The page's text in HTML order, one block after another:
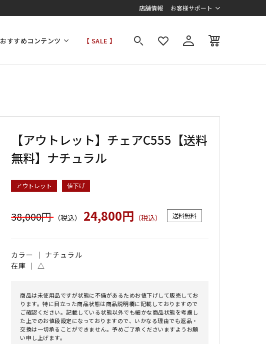
店舗情報 お客様サポート
おすすめコンテンツ 【 SALE 】
【アウトレット】チェアC555【送料
無料】ナチュラル
アウトレット 値下げ
38,000円（税込） 24,800円 （税込） 送料無料
カラー ｜ ナチュラル
在庫 ｜△
商品は未使用品ですが状態に不備があるためお値下げして販売してお
ります。特に目立った商品状態は商品説明欄に記載しておりますので
ご確認ください。記載している状態以外でも細かな商品状態を考慮し
た上でのお値段設定になっておりますので、いかなる理由でも返品・
交換は一切承ることができません。予めご了承くださいますようお願
い申し上げます。